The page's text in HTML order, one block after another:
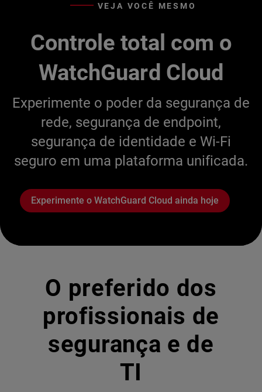
VEJA VOCÊ MESMO
Controle total com o
WatchGuard Cloud
Experimente o poder da segurança de
rede, segurança de endpoint,
segurança de identidade e Wi-Fi
seguro em uma plataforma unificada.
Experimente o WatchGuard Cloud ainda hoje
O preferido dos
profissionais de
segurança e de
TI